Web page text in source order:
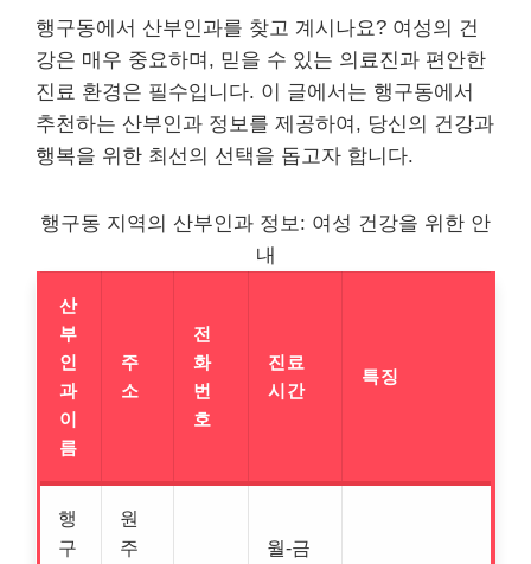
행구동에서 산부인과를 찾고 계시나요? 여성의 건
강은 매우 중요하며, 믿을 수 있는 의료진과 편안한
진료 환경은 필수입니다. 이 글에서는 행구동에서
추천하는 산부인과 정보를 제공하여, 당신의 건강과
행복을 위한 최선의 선택을 돕고자 합니다.
행구동 지역의 산부인과 정보: 여성 건강을 위한 안
내
산
부
인
과
이
름
주
소
전
화
번
호
진료
시간
특징
행
구
원
주
월-금